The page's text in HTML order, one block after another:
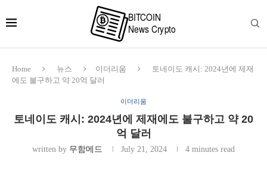
Home 뉴스 이더리움
토네이도 캐시: 2024년에 제재
에도 불구하고 약 20억 달러
이더리움
토네이도 캐시: 2024년에 제재에도 불구하고 약 20
억 달러
written by 무함메드 July 21, 2024 4 minutes read